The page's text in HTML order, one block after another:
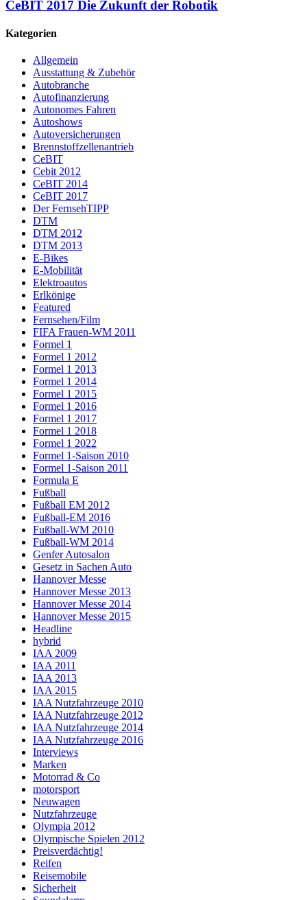
CeBIT 2017 Die Zukunft der Robotik
Kategorien
Allgemein
Ausstattung & Zubehör
Autobranche
Autofinanzierung
Autonomes Fahren
Autoshows
Autoversicherungen
Brennstoffzellenantrieb
CeBIT
Cebit 2012
CeBIT 2014
CeBIT 2017
Der FernsehTIPP
DTM
DTM 2012
DTM 2013
E-Bikes
E-Mobilität
Elektroautos
Erlkönige
Featured
Fernsehen/Film
FIFA Frauen-WM 2011
Formel 1
Formel 1 2012
Formel 1 2013
Formel 1 2014
Formel 1 2015
Formel 1 2016
Formel 1 2017
Formel 1 2018
Formel 1 2022
Formel 1-Saison 2010
Formel 1-Saison 2011
Formula E
Fußball
Fußball EM 2012
Fußball-EM 2016
Fußball-WM 2010
Fußball-WM 2014
Genfer Autosalon
Gesetz in Sachen Auto
Hannover Messe
Hannover Messe 2013
Hannover Messe 2014
Hannover Messe 2015
Headline
hybrid
IAA 2009
IAA 2011
IAA 2013
IAA 2015
IAA Nutzfahrzeuge 2010
IAA Nutzfahrzeuge 2012
IAA Nutzfahrzeuge 2014
IAA Nutzfahrzeuge 2016
Interviews
Marken
Motorrad & Co
motorsport
Neuwagen
Nutzfahrzeuge
Olympia 2012
Olympische Spielen 2012
Preisverdächtig!
Reifen
Reisemobile
Sicherheit